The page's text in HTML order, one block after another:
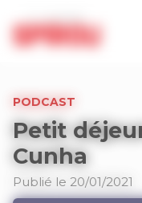
PODCAST
Petit
Cunha
Publié le 20/01/2021